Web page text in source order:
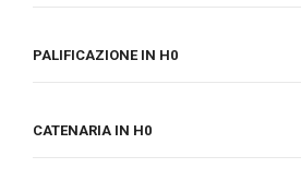
PALIFICAZIONE IN H0
CATENARIA IN H0